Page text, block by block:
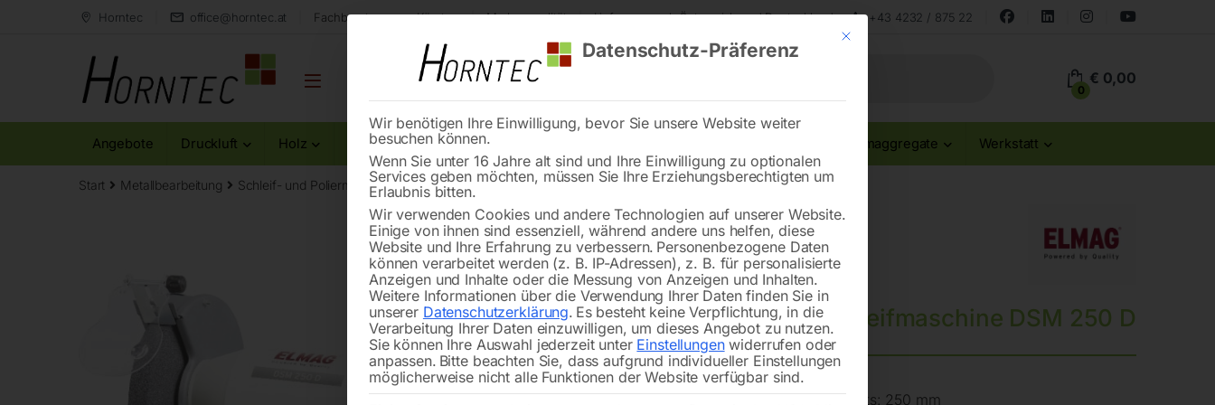
Horntec office@horntec.at Fachberatung aus Kärnten Markenqualität Lieferung nach Österreich und Deutschland +43 4232 / 875 22
0
€ 0,00
Angebote Druckluft Holz Metall Reinigung Stromaggregate Werkstatt
Start Metallbearbeitung Schleif- und Poliermaschinen Doppelschleifmaschine DSM 250 D
🔍
Doppelschleifmaschine DSM 250 D
Schleifscheibendurchmesser links: 250 / rechts: 250 mm
Mit diesem Button wird der Dialog geschlossen. Seine Funktionalität ist
Datenschutz-Präferenz
Wir benötigen Ihre Einwilligung, bevor Sie unsere Website weiter
besuchen können.
Wenn Sie unter 16 Jahre alt sind und Ihre Einwilligung zu optionalen
Services geben möchten, müssen Sie Ihre Erziehungsberechtigten um
Erlaubnis bitten.
Wir verwenden Cookies und andere Technologien auf unserer Website.
Einige von ihnen sind essenziell, während andere uns helfen, diese
Website und Ihre Erfahrung zu verbessern. Personenbezogene Daten
können verarbeitet werden (z. B. IP-Adressen), z. B. für personalisierte
Anzeigen und Inhalte oder die Messung von Anzeigen und Inhalten.
Weitere Informationen über die Verwendung Ihrer Daten finden Sie in
unserer Datenschutzerklärung. Es besteht keine Verpflichtung, in die
Verarbeitung Ihrer Daten einzuwilligen, um dieses Angebot zu nutzen.
Sie können Ihre Auswahl jederzeit unter Einstellungenwiderrufen oder
anpassen. Bitte beachten Sie, dass aufgrund individueller Einstellungen
möglicherweise nicht alle Funktionen der Website verfügbar sind.